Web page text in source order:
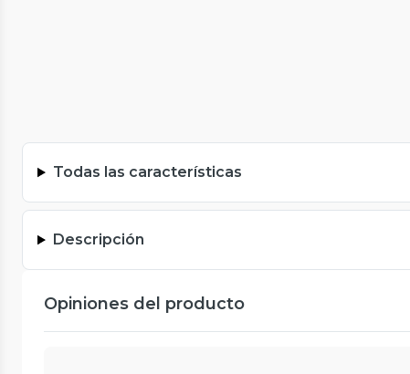
Todas las características
Descripción
Opiniones del producto